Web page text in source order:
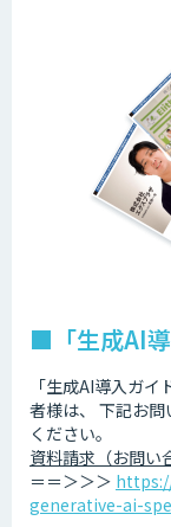
■「生成AI
「生成AI導入ガ
者様は、 下記お
ください。
資料請求（お問い
＝＝＞＞＞
generative-ai-